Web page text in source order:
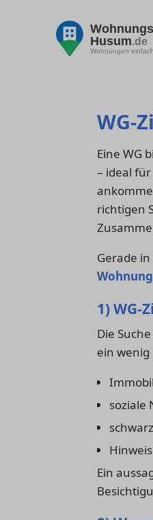
Husum.de
Wohnungen
WG-
Eine WG
– ideal
richtigen
Gerade
1) WG-
Die
ein wenig
soziale
Ein